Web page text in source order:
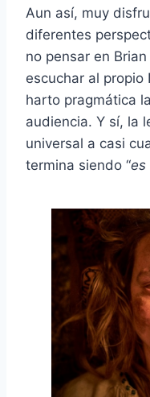
Aun así, muy
diferentes
no pensar en
escuchar al
harto pragmática
audiencia. Y sí, la
universal a casi
termina siendo “es